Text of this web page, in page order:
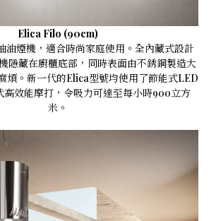
Elica Filo (90cm)
油煙機，適合時尚家庭使用。全內藏式設計
隱藏在廚櫃底部，同時表面由不銹鋼製造大
煩。新一代的Elica型號均使用了節能式LED
高效能摩打，令吸力可達至每小時900立方
米。